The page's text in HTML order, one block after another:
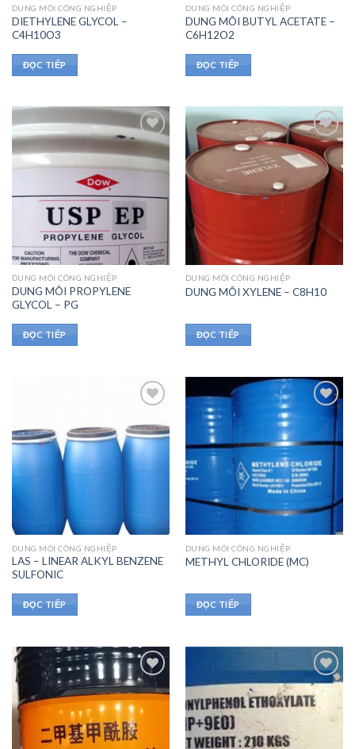
DUNG MÔI CÔNG NGHIỆP
DIETHYLENE GLYCOL –
C4H10O3
ĐỌC TIẾP
DUNG MÔI CÔNG NGHIỆP
DUNG MÔI BUTYL ACETATE –
C6H12O2
ĐỌC TIẾP
DUNG MÔI CÔNG NGHIỆP
DUNG MÔI PROPYLENE
GLYCOL – PG
ĐỌC TIẾP
DUNG MÔI CÔNG NGHIỆP
DUNG MÔI XYLENE – C8H10
ĐỌC TIẾP
DUNG MÔI CÔNG NGHIỆP
LAS – LINEAR ALKYL BENZENE
SULFONIC
ĐỌC TIẾP
DUNG MÔI CÔNG NGHIỆP
METHYL CHLORIDE (MC)
ĐỌC TIẾP